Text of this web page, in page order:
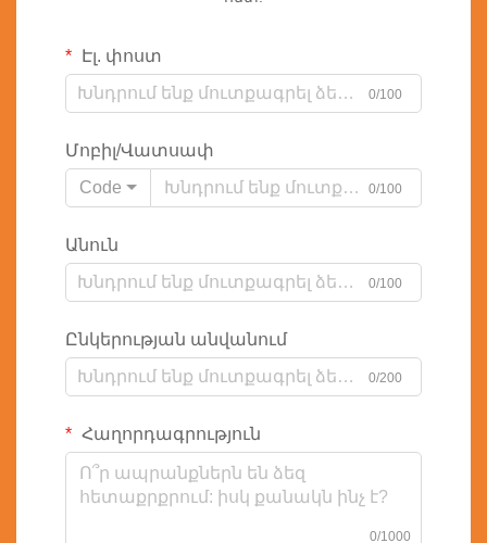
Էլ. փոստ
0/100
Մոբիլ/Վատսափ
Code
0/100
Անուն
0/100
Ընկերության անվանում
0/200
Հաղորդագրություն
0/1000